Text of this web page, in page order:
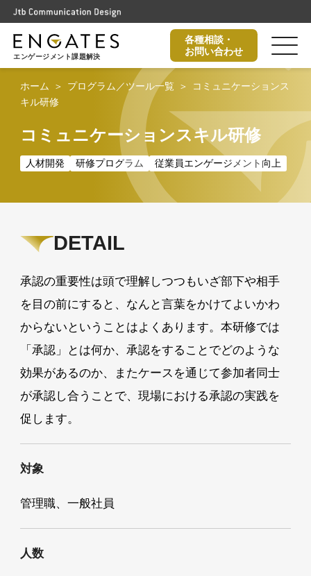
エンゲージメント課題解決
各種相談・
お問い合わせ
ホーム プログラム／ツール一覧
コミュニケーションス
キル研修
コミュニケーションスキル研修
人材開発 研修プログラム 従業員エンゲージメント向上
DETAIL
承認の重要性は頭で理解しつつもいざ部下や相手
を目の前にすると、なんと言葉をかけてよいかわ
からないということはよくあります。本研修では
「承認」とは何か、承認をすることでどのような
効果があるのか、またケースを通じて参加者同士
が承認し合うことで、現場における承認の実践を
促します。
対象
管理職、一般社員
人数